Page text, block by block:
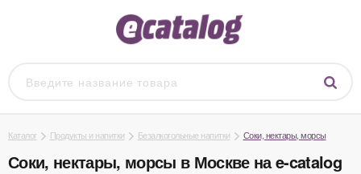
Каталог Продукты и напитки Безалкогольные напитки Соки, нектары, морсы
Соки, нектары, морсы в Москве на e-catalog